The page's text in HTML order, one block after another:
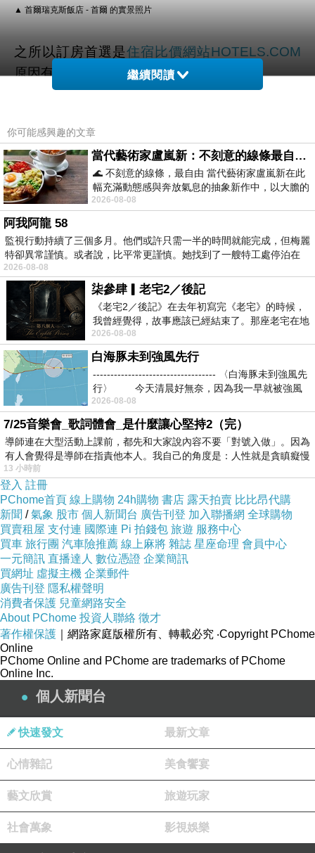
▲ 首爾瑞克斯飯店 - 首爾 的實景照片
之所以訂房首選是住宿比價網站HOTELS.COM
原因有二：
這個算是hotels的常駐活動！累積10晚 即可獲得
免費住宿1晚！(無使用優惠碼即可累積)
如果找不
直接下訂就對了！
這樣就等於10%的優惠！
比一般使用優惠碼的情況還省！
對於常出遊的朋友相當適用！
也不用花時間找優惠碼！
2.訂貴退價差
有關於訂房，我個人建議是
決定哪家以後快點下訂！
像這次的話上網找了一下
的評價還不差～
就儘快衝下去！以免到時候訂不到就哭哭了(尤其
是旅遊旺季更要注意)
而且在HOTELS.COM
訂的話訂貴了還能退價
差！沒在怕的！（這點超棒！）
首爾瑞克斯飯店 - 首爾 的住宿環境在下面
如果有興趣到這附近玩的 這裡最划算
繼續閱讀
你可能感興趣的文章
當代藝術家盧嵐新：不刻意的線條最自由，讓色彩流動、筆觸自己說話
🌊 不刻意的線條，最自由 當代藝術家盧嵐新在此
幅充滿動態感與奔放氣息的抽象新作中，以大膽的
藍色顏料在白色畫布上揮灑、壓印與流淌
2026-08-08
阿我阿龍 58
監視行動持續了三個多月。他們或許只需一半的時間就能完成，但梅麗
特卻異常謹慎。或者說，比平常更謹慎。她找到了一艘特工處停泊在
2026-08-08
柒參肆▎老宅2／後記
《老宅2／後記》在去年初寫完《老宅》的時候，
我曾經覺得，故事應該已經結束了。那座老宅在地
震中倒塌，七個人終於離開那片黑暗，
2026-08-08
白海豚未到強風先行
----------------------------------- 〈白海豚未到強風先
行〉 今天清晨好無奈，因為我一早就被強風
2026-08-08
7/25音樂會_歌詞體會_是什麼讓心堅持2（完）
導師連在大型活動上課前，都先和大家說內容不要「對號入做」。因為
有人會覺得是導師在指責他本人。我自己的角度是：人性就是貪瞋癡慢
13 小時前
登入 註冊
PChome首頁 線上購物 24h購物 書店 露天拍賣 比比昂代購
新聞 /氣象 股市 個人新聞台 廣告刊登 加入聯播網 全球購物
買賣租屋 支付連 國際連 Pi 拍錢包 旅遊 服務中心
買車 旅行團 汽車險推薦 線上麻將 雜誌 星座命理 會員中心
一元簡訊 直播達人 數位憑證 企業簡訊
買網址 虛擬主機 企業郵件
廣告刊登 隱私權聲明
消費者保護 兒童網路安全
About PChome 投資人聯絡 徵才
著作權保護 ｜網路家庭版權所有、轉載必究 ‧Copyright PChome
Online
PChome Online and PChome are trademarks of PChome
Online Inc.
個人新聞台
快速發文 最新文章
心情雜記 美食饗宴
藝文欣賞 旅遊玩家
社會萬象 影視娛樂